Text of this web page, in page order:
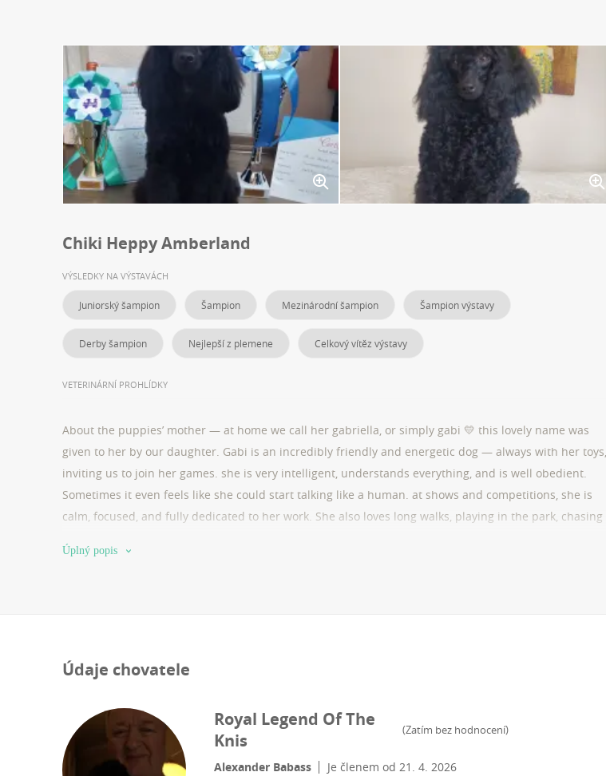
Chiki Heppy Amberland
VÝSLEDKY NA VÝSTAVÁCH
Juniorský šampion Šampion Mezinárodní šampion Šampion výstavy
Derby šampion Nejlepší z plemene Celkový vítěz výstavy
VETERINÁRNÍ PROHLÍDKY
About the puppies’ mother — at home we call her gabriella, or simply gabi 💛 this lovely name was
given to her by our daughter. Gabi is an incredibly friendly and energetic dog — always with her toys,
inviting us to join her games. she is very intelligent, understands everything, and is well obedient.
Sometimes it even feels like she could start talking like a human. at shows and competitions, she is
calm, focused, and fully dedicated to her work. She also loves long walks, playing in the park, chasing
understanding.
Úplný popis
Údaje chovatele
Royal Legend Of The
Knis
(Zatím bez hodnocení)
Alexander Babass Je členem od 21. 4. 2026